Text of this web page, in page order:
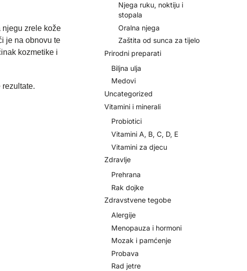
njegu zrele kože
je na obnovu te
kozmetike i
Njega ruku, noktiju i
stopala
Oralna njega
Zaštita od sunca za tijelo
Prirodni preparati
Biljna ulja
Medovi
Uncategorized
Vitamini i minerali
Probiotici
Vitamini A, B, C, D, E
Vitamini za djecu
Zdravlje
Prehrana
Rak dojke
Zdravstvene tegobe
Alergije
Menopauza i hormoni
Mozak i pamćenje
Probava
Rad jetre